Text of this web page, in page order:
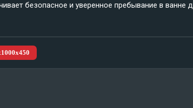
безопасное и уверенное пребывание в ванне